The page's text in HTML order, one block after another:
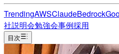
TrendingAWSClaudeBedrock
社説明会勉強会事例採用
目次